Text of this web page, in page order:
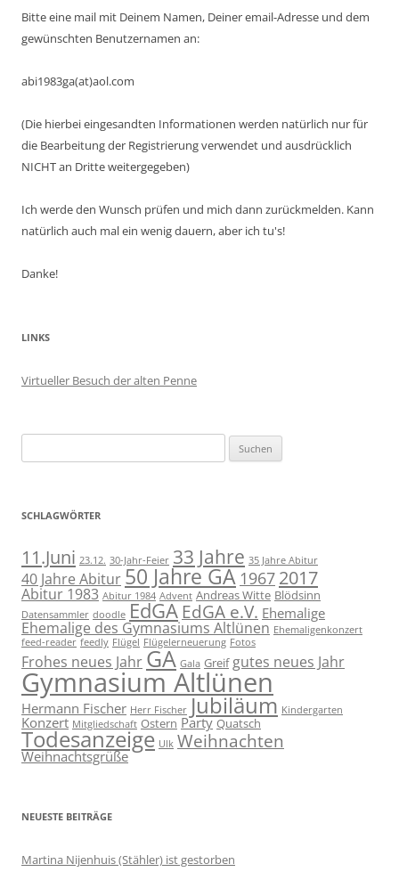
Bitte eine mail mit Deinem Namen, Deiner email-Adresse und dem
gewünschten Benutzernamen an:
abi1983ga(at)aol.com
(Die hierbei eingesandten Informationen werden natürlich nur für
die Bearbeitung der Registrierung verwendet und ausdrücklich
NICHT an Dritte weitergegeben)
Ich werde den Wunsch prüfen und mich dann zurückmelden. Kann
natürlich auch mal ein wenig dauern, aber ich tu's!
Danke!
LINKS
Virtueller Besuch der alten Penne
nach:
SCHLAGWÖRTER
11.Juni 23.12. 30-Jahr-Feier 33 Jahre 35 Jahre Abitur
40 Jahre Abitur 50 Jahre GA 1967 2017
Abitur 1983 Abitur 1984 Advent Andreas Witte Blödsinn
Datensammler doodle EdGA EdGA e.V. Ehemalige
Ehemalige des Gymnasiums Altlünen Ehemaligenkonzert
feed-reader feedly Flügel Flügelerneuerung Fotos
Frohes neues Jahr GA Gala Greif gutes neues Jahr
Gymnasium Altlünen
Hermann Fischer Herr Fischer Jubiläum Kindergarten
Konzert Mitgliedschaft Ostern Party Quatsch
Todesanzeige Ulk Weihnachten
Weihnachtsgrüße
NEUESTE BEITRÄGE
Martina Nijenhuis (Stähler) ist gestorben